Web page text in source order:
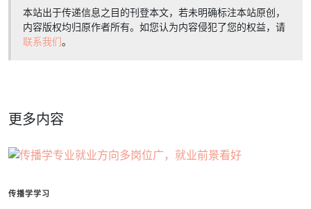
本站出于传递信息之目的刊登本文，若未明确标注本站原创，
内容版权均归原作者所有。如您认为内容侵犯了您的权益，请
联系我们。
更多内容
传播学学习